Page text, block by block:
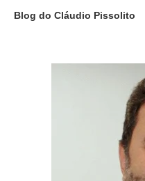
Blog do Cláudio Pissolito